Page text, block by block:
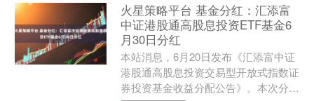
火星策略平台 基金分红：汇添富
中证港股通高股息投资ETF基金6
月30日分红
本站消息，6月20日发布《汇添富中证
港股通高股息投资交易型开放式指数证
券投资基金收益分配公告》。本次分红